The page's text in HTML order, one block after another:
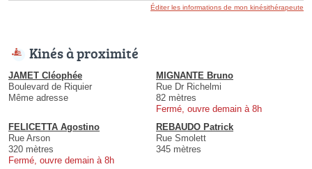
Éditer les informations de mon kinésithérapeute
Kinés à proximité
JAMET Cléophée
Boulevard de Riquier
Même adresse
MIGNANTE Bruno
Rue Dr Richelmi
82 mètres
Fermé, ouvre demain à 8h
FELICETTA Agostino
Rue Arson
320 mètres
Fermé, ouvre demain à 8h
REBAUDO Patrick
Rue Smolett
345 mètres